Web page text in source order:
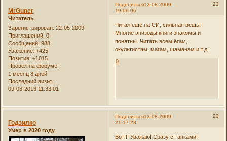
Поделиться 22
13-08-2009
19:06:06
MrGuner
Читатель
Зарегистрирован: 22-05-2009
Приглашений: 0
Сообщений: 988
Уважение: +425
Позитив: +1015
Провел на форуме:
1 месяц 8 дней
Последний визит:
09-03-2016 11:33:01
Читал ещё на СИ, сильная вещь!
Многие эпизоды книги знакомы и
понятны. Читать всем ёгам,
окультистам, магам, шаманам и т.д.
0
Поделиться 23
13-08-2009
21:17:28
Годзилко
Умер в 2020 году
Вот!!! Уважаю! Сразу с тапками!